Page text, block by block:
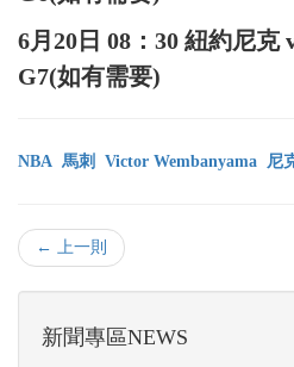
6月20日 08：30 紐約尼克
G7(如有需要)
NBA 馬刺 Victor Wembanyama 尼
← 上一則
新聞專區NEWS